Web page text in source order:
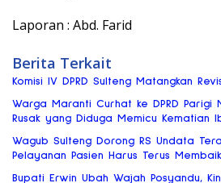
Laporan : Abd. Farid
Berita Terkait
Komisi IV DPRD Sulteng Matangkan
Warga Maranti Curhat ke DPRD Parigi
Rusak yang Diduga Memicu Kematian
Wagub Sulteng Dorong RS Undata
Pelayanan Pasien Harus Terus Membaik
Bupati Erwin Ubah Wajah Posyandu,